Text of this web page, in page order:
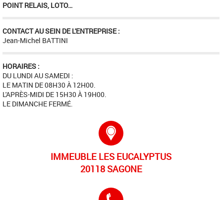
POINT RELAIS, LOTO…
CONTACT AU SEIN DE L'ENTREPRISE :
Jean-Michel BATTINI
HORAIRES :
DU LUNDI AU SAMEDI :
LE MATIN DE 08H30 À 12H00.
L'APRÈS-MIDI DE 15H30 À 19H00.
LE DIMANCHE FERMÉ.
IMMEUBLE LES EUCALYPTUS
20118 SAGONE